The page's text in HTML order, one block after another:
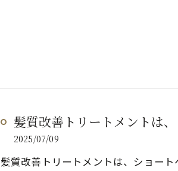
髪質改善トリートメントは
2025/07/09
髪質改善トリートメントは、ショー